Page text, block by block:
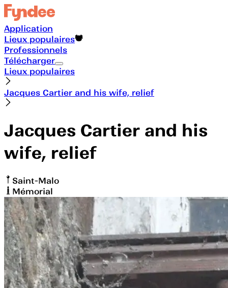
Application
Lieux populaires
Professionnels
Télécharger
Lieux populaires
Jacques Cartier and his wife, relief
Jacques Cartier and his
wife, relief
Saint-Malo
Mémorial